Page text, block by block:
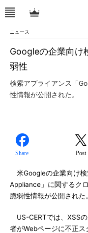
ニュース
Googleの企業向け
弱性
検索アプライアンス「
性情報が公開された。
Share Post
米Googleの企業向け
Appliance」に関するク
脆弱性情報が公開された
US-CERTでは、XSS
者がWebページに不正